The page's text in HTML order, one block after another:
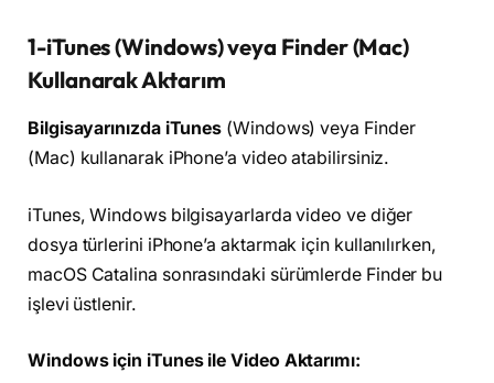
1-iTunes (Windows) veya Finder (Mac)
Kullanarak Aktarım
Bilgisayarınızda iTunes (Windows) veya Finder
(Mac) kullanarak iPhone’a video atabilirsiniz.
iTunes, Windows bilgisayarlarda video ve diğer
dosya türlerini iPhone’a aktarmak için kullanılırken,
macOS Catalina sonrasındaki sürümlerde Finder bu
işlevi üstlenir.
Windows için iTunes ile Video Aktarımı: